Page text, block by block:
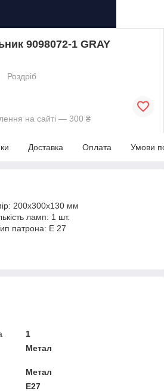
9098072-1 GRAY
Роздріб
на сайті — 300 ₴
Доставка Оплата Умови
200x300x130 мм
ламп: 1 шт.
патрона: Е 27
1
Метал
Метал
E27